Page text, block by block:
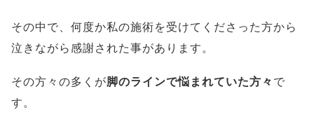
その中で、何度か私の施術を受けてくださった方から
泣きながら感謝された事があります。
その方々の多くが脚のラインで悩まれていた方々 で
す。